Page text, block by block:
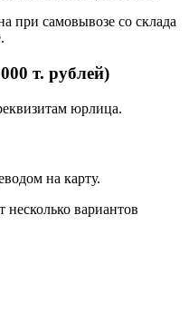
при самовывозе со склада
т. рублей)
юрлица.
на карту.
несколько вариантов